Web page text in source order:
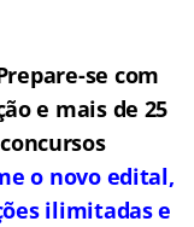
se com
e mais de 25
o novo edital,
ilimitadas e